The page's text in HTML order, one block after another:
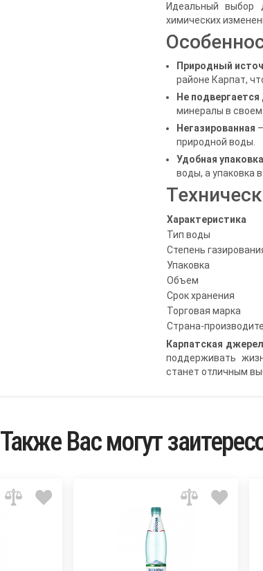
Идеальный выбор
химических
Природный
районе Карпат,
Не
минералы в своем
Негазированная
природной воды.
Удобная упаковка
воды, а упаковка
Характеристика
Тип воды
Степень
Упаковка
Объем
Срок хранения
Торговая марка
Страна-
Карпатская
поддерживать
станет отличным
Также Вас могут